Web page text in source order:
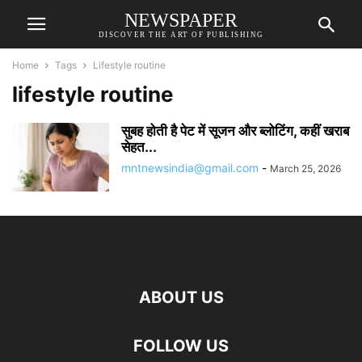
NEWSPAPER
DISCOVER THE ART OF PUBLISHING
Home Tags Lifestyle routine
lifestyle routine
सुबह होती है पेट में सूजन और ब्लोटिंग, कहीं खराब
सेहत...
mntnewsindia@gmail.com - March 25, 2026
ABOUT US
FOLLOW US